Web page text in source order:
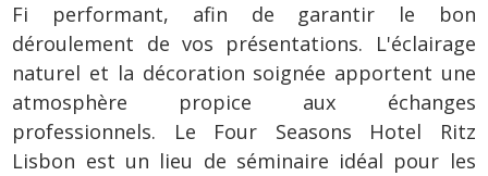
Fi performant, afin de garantir le bon
déroulement de vos présentations. L'éclairage
naturel et la décoration soignée apportent une
atmosphère propice aux échanges
professionnels. Le Four Seasons Hotel Ritz
Lisbon est un lieu de séminaire idéal pour les